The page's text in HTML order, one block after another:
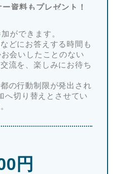
資料もプレゼント！
ができます。
どにお答えする時間も
会いしたことのない
流を、楽しみにお待ち
の行動制限が発出され
へ切り替えとさせてい
円